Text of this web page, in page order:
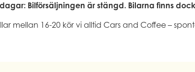
Bilförsäljningen är stängd. Bilarna finns
mellan 16-20 kör vi alltid Cars and Coffee –